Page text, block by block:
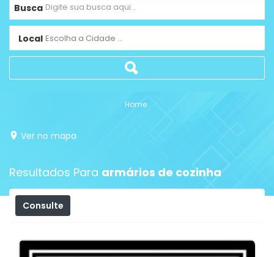
Busca
Local Escolha a Cidade ...
Home
Ver no mapa
Resultados Para armários de cozinha
Consulte